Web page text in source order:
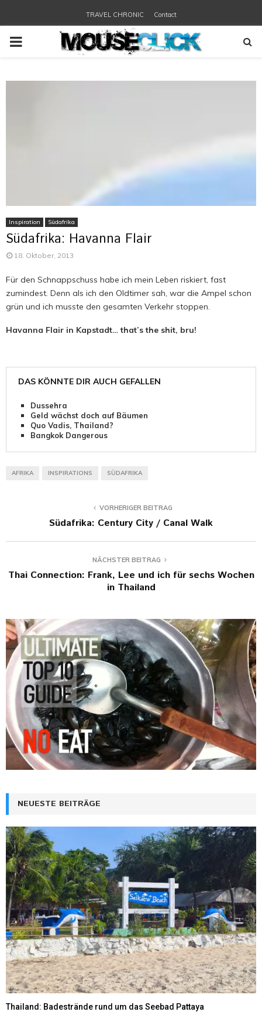
TRAVEL CHRONIC Contact
PRIMARY
Inspiration Südafrika
Südafrika: Havanna Flair
18. Oktober, 2013
Für den Schnappschuss habe ich mein Leben riskiert, fast
zumindest. Denn als ich den Oldtimer sah, war die Ampel schon
grün und ich musste den gesamten Verkehr stoppen.
Havanna Flair in Kapstadt… that’s the shit, bru!
DAS KÖNNTE DIR AUCH GEFALLEN
Dussehra
Geld wächst doch auf Bäumen
Quo Vadis, Thailand?
Bangkok Dangerous
AFRIKA INSPIRATIONS SÜDAFRIKA
VORHERIGER BEITRAG
Südafrika: Century City / Canal Walk
NÄCHSTER BEITRAG
Thai Connection: Frank, Lee und ich für sechs Wochen
in Thailand
NEUESTE BEITRÄGE
Thailand: Badestrände rund um das Seebad Pattaya